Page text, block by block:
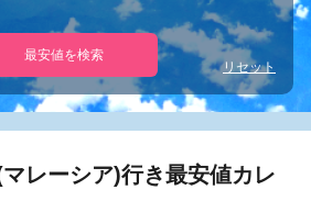
最安値を検索
リセット
レーシア)行き最安値カレ